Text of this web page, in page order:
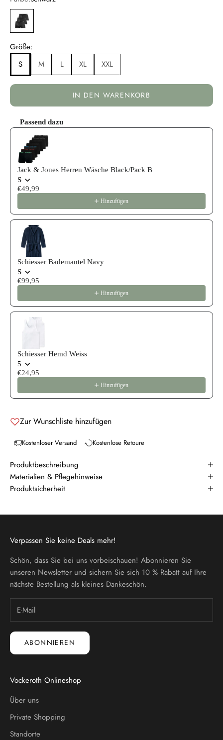
schwarz
Größe:
S
M L XL XXL
IN DEN WARENKORB
Passend dazu
Use the Previous and Next buttons to navigate through product
Jack & Jones Herren Wäsche Black/Pack B
S
€49,99
Hinzufügen
Schiesser Bademantel Navy
S
€99,95
Hinzufügen
Schiesser Hemd Weiss
5
€24,95
Hinzufügen
Zur Wunschliste hinzufügen
Kostenloser Versand Kostenlose Retoure
Produktbeschreibung
Materialien & Pflegehinweise
Produktsicherheit
Verpassen Sie keine Deals mehr!
Schön, dass Sie bei uns vorbeischauen! Abonnieren Sie
unseren Newsletter und sichern Sie sich 10 % Rabatt auf Ihre
nächste Bestellung als kleines Dankeschön.
ABONNIEREN
Vockeroth Onlineshop
Über uns
Private Shopping
Standorte